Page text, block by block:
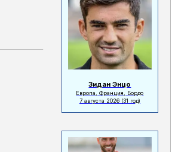
Зидан Энцо
Европа, Франция, Бордо
7 августа 2026 (31 год)